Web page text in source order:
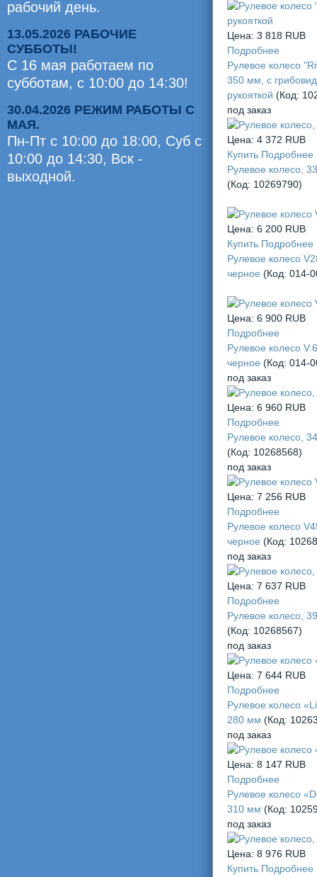
рабочий день.
13.05.2026 РАБОЧИЕ
СУББОТЫ!
С 16 мая работаем по
субботам, с 10:00 до 14:30!
30.04.2026 РЕЖИМ РАБОТЫ С
МАЯ.
Пн-Пт с 10:00 до 18:00, Суб c
10:00 до 14:30, Вск -
выходной.
Цена: 3 818 RUB
Подробнее
Рулевое колесо
350 мм, с
рукояткой (Код:
под заказ
Цена: 4 372 RUB
Купить Подробнее
Рулевое колесо,
(Код: 10269790)
Цена: 6 200 RUB
Купить Подробнее
Рулевое колесо
черное (Код: 014-
Цена: 6 900 RUB
Подробнее
Рулевое колесо
черное (Код: 014-
под заказ
Цена: 6 960 RUB
Подробнее
Рулевое колесо,
(Код: 10268568)
под заказ
Цена: 7 256 RUB
Подробнее
Рулевое колесо
черное (Код:
под заказ
Цена: 7 637 RUB
Подробнее
Рулевое колесо,
(Код: 10268567)
под заказ
Цена: 7 644 RUB
Подробнее
Рулевое колесо
280 мм (Код:
под заказ
Цена: 8 147 RUB
Подробнее
Рулевое колесо
310 мм (Код:
под заказ
Цена: 8 976 RUB
Купить Подробнее